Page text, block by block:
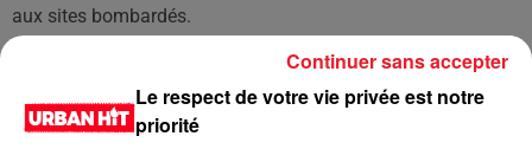
aux sites bombardés.
LES DERNIÈRES NEWS Voir plus
Jay-Z se bat contre la grand-mère
Le respect de votre vie privée est notre
priorité
Continuer sans accepter